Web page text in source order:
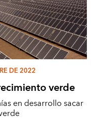
DE 2022
verde
en desarrollo sacar